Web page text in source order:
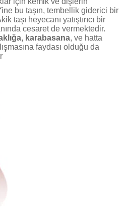
bu taşın, tembellik giderici bir
taşı heyecanı yatıştırıcı bir
cesaret de vermektedir.
karabasana, ve hatta
faydası olduğu da